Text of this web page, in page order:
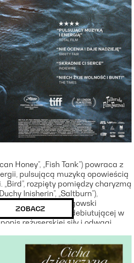
a także hollywoodzkiej
w postaci „Disaster Artist”. Sam
najbardziej rozpoznawalnych
- twórcą, którego nie da się
„Big Shark” ponownie pojawia
widzom dokładnie to, za co
świecie: dialogi, których nikt
których nikt inny by nie zagrał,
byłby w stanie nakręcić.
Honey”, „Fish Tank”) powraca z
pulsującą muzyką opowieścią
„Bird”, rozpięty pomiędzy charyzmą
Inisherin”, „Saltburn”),
wnosi Franz Rogowski
i wolnym duchem debiutującej w
reżyserskiej siły i odwagi
mieszka z wytatuowanym od stóp
(Keoghan), i starszym bratem
ZOBACZ